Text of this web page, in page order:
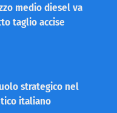
medio diesel va
taglio accise
strategico nel
italiano